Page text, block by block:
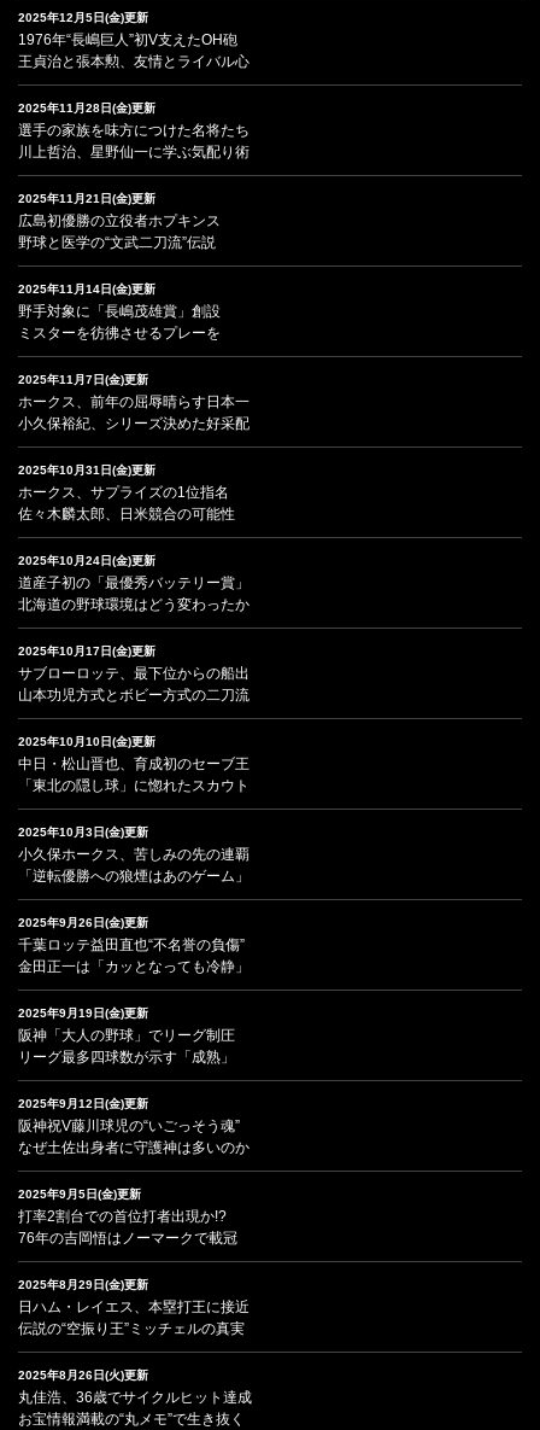
2025年12月5日(金)更新
1976年“長嶋巨人”初V支えたOH砲
王貞治と張本勲、友情とライバル心
2025年11月28日(金)更新
選手の家族を味方につけた名将たち
川上哲治、星野仙一に学ぶ気配り術
2025年11月21日(金)更新
広島初優勝の立役者ホプキンス
野球と医学の“文武二刀流”伝説
2025年11月14日(金)更新
野手対象に「長嶋茂雄賞」創設
ミスターを彷彿させるプレーを
2025年11月7日(金)更新
ホークス、前年の屈辱晴らす日本一
小久保裕紀、シリーズ決めた好采配
2025年10月31日(金)更新
ホークス、サプライズの1位指名
佐々木麟太郎、日米競合の可能性
2025年10月24日(金)更新
道産子初の「最優秀バッテリー賞」
北海道の野球環境はどう変わったか
2025年10月17日(金)更新
サブローロッテ、最下位からの船出
山本功児方式とボビー方式の二刀流
2025年10月10日(金)更新
中日・松山晋也、育成初のセーブ王
「東北の隠し球」に惚れたスカウト
2025年10月3日(金)更新
小久保ホークス、苦しみの先の連覇
「逆転優勝への狼煙はあのゲーム」
2025年9月26日(金)更新
千葉ロッテ益田直也“不名誉の負傷”
金田正一は「カッとなっても冷静」
2025年9月19日(金)更新
阪神「大人の野球」でリーグ制圧
リーグ最多四球数が示す「成熟」
2025年9月12日(金)更新
阪神祝V藤川球児の“いごっそう魂”
なぜ土佐出身者に守護神は多いのか
2025年9月5日(金)更新
打率2割台での首位打者出現か!?
76年の吉岡悟はノーマークで載冠
2025年8月29日(金)更新
日ハム・レイエス、本塁打王に接近
伝説の“空振り王”ミッチェルの真実
2025年8月26日(火)更新
丸佳浩、36歳でサイクルヒット達成
お宝情報満載の“丸メモ”で生き抜く